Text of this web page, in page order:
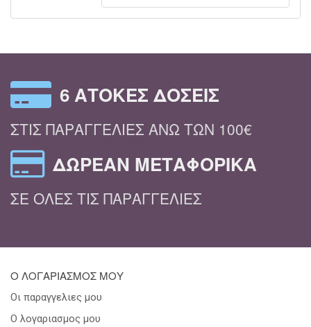
6 ΆΤΟΚΕΣ ΔΌΣΕΙΣ
ΣΤΙΣ ΠΑΡΑΓΓΕΛΊΕΣ ΆΝΩ ΤΩΝ 100€
ΔΩΡΕΆΝ ΜΕΤΑΦΟΡΙΚΆ
ΣΕ ΌΛΕΣ ΤΙΣ ΠΑΡΑΓΓΕΛΊΕΣ
Ο ΛΟΓΑΡΙΑΣΜΟΣ ΜΟΥ
Οι παραγγελιες μου
Ο λογαριασμος μου